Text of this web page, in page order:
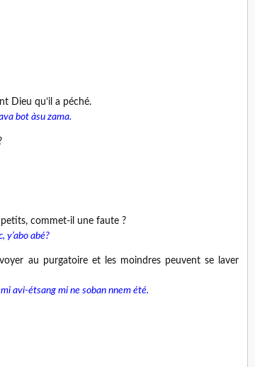
Dieu qu’il a péché.
bot àsu zama.
petits, commet-il une faute ?
y’abo abé?
au purgatoire et les moindres peuvent se laver
avi-étsang mi ne soban nnem été.